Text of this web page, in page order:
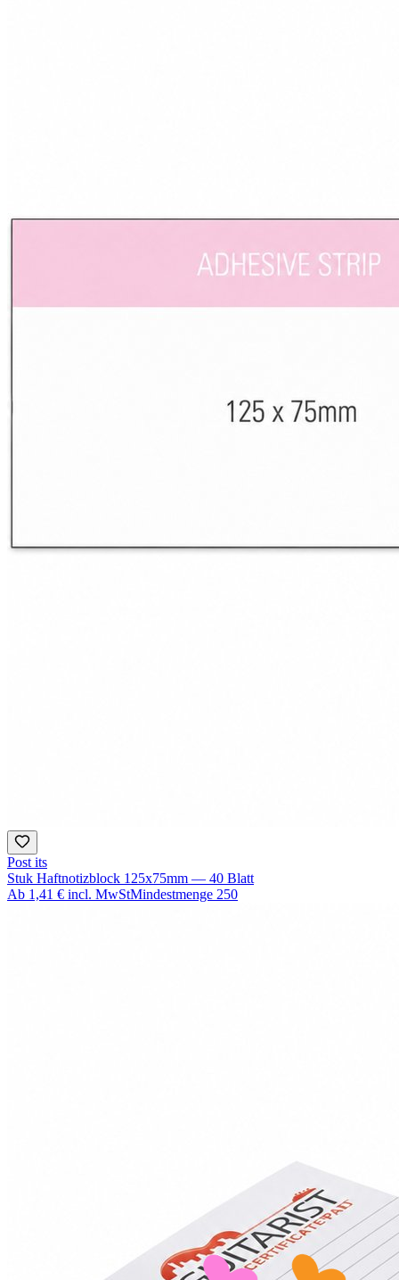
Post its
Stuk Haftnotizblock 125x75mm — 40 Blatt
Ab 1,41 € incl. MwStMindestmenge 250